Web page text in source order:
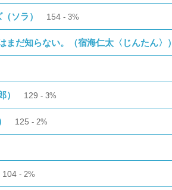
ソラ） 154 3%
まだ知らない。（宿海仁太〈じんたん〉）
） 129 3%
125 2%
104 2%